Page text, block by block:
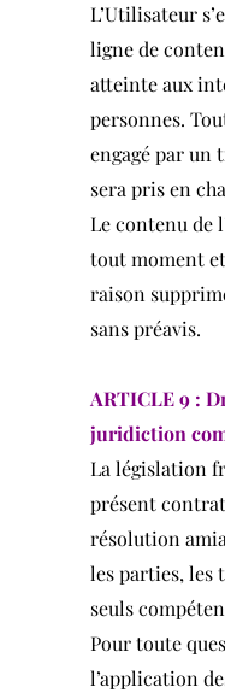
L’Utilisateur
ligne de
atteinte aux
personnes.
engagé par un
sera pris en
Le contenu de
tout moment
raison
sans préavis.
ARTICLE 9 :
juridiction
La législation
présent
résolution
les parties, les
seuls
Pour toute
l’application